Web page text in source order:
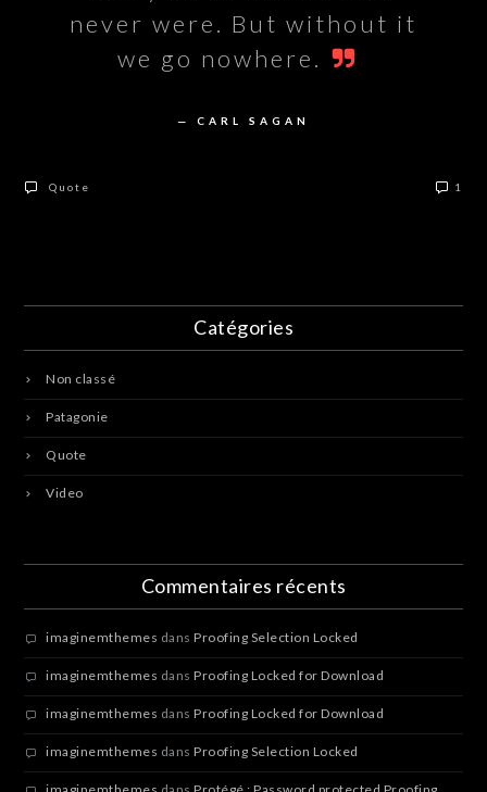
never were. But without it
we go nowhere.
— CARL SAGAN
Quote 1
Catégories
Non classé
Patagonie
Quote
Video
Commentaires récents
imaginemthemes dansProofing Selection Locked
imaginemthemes dansProofing Locked for Download
imaginemthemes dansProofing Locked for Download
imaginemthemes dansProofing Selection Locked